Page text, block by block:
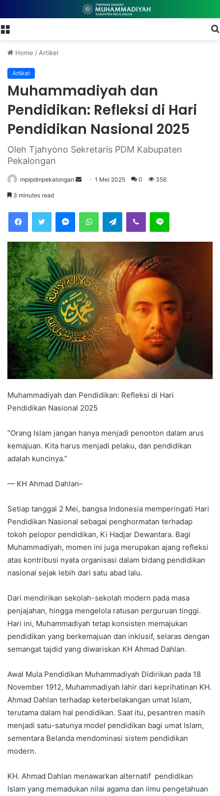
Home /Artikel
Artikel
Muhammadiyah dan
Pendidikan: Refleksi di Hari
Pendidikan Nasional 2025
Oleh Tjahyono Sekretaris PDM Kabupaten
Pekalongan
mpipdmpekalongan
e
m
a
i
l
1 Mei 2025 0 356
3 minutes read
Telegram
Muhammadiyah dan Pendidikan: Refleksi di Hari
Pendidikan Nasional 2025
“Orang Islam jangan hanya menjadi penonton dalam arus
kemajuan. Kita harus menjadi pelaku, dan pendidikan
adalah kuncinya.”
— KH Ahmad Dahlan–
Setiap tanggal 2 Mei, bangsa Indonesia memperingati Hari
Pendidikan Nasional sebagai penghormatan terhadap
tokoh pelopor pendidikan, Ki Hadjar Dewantara. Bagi
Muhammadiyah, momen ini juga merupakan ajang refleksi
atas kontribusi nyata organisasi dalam bidang pendidikan
nasional sejak lebih dari satu abad lalu.
Dari mendirikan sekolah-sekolah modern pada masa
penjajahan, hingga mengelola ratusan perguruan tinggi.
Hari ini, Muhammadiyah tetap konsisten memajukan
pendidikan yang berkemajuan dan inklusif, selaras dengan
semangat tajdid yang diwariskan KH Ahmad Dahlan.
Awal Mula Pendidikan Muhammadiyah Didirikan pada 18
November 1912, Muhammadiyah lahir dari keprihatinan KH.
Ahmad Dahlan terhadap keterbelakangan umat Islam,
terutama dalam hal pendidikan. Saat itu, pesantren masih
menjadi satu-satunya model pendidikan bagi umat Islam,
sementara Belanda mendominasi sistem pendidikan
modern.
KH. Ahmad Dahlan menawarkan alternatif pendidikan
Islam yang memadukan nilai agama dan ilmu pengetahuan